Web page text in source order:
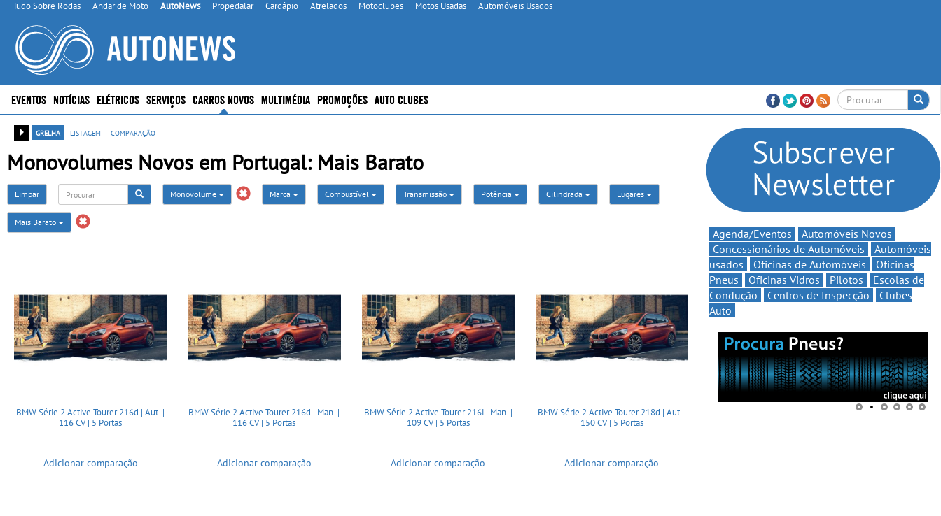
Tudo Sobre Rodas Andar de Moto AutoNews Propedalar Cardápio Atrelados Motoclubes Motos Usadas Automóveis Usados
EVENTOS NOTÍCIAS ELÉTRICOS SERVIÇOS CARROS NOVOS MULTIMÉDIA PROMOÇÕES AUTO CLUBES
grelha listagem comparação
Monovolumes Novos em Portugal: Mais Barato
Limpar Monovolume Marca Combustível Transmissão Potência Cilindrada Lugares
Mais Barato
BMW Série 2 Active Tourer 216d | Aut. |
116 CV | 5 Portas
Adicionar comparação
BMW Série 2 Active Tourer 216d | Man. |
116 CV | 5 Portas
Adicionar comparação
BMW Série 2 Active Tourer 216i | Man. |
109 CV | 5 Portas
Adicionar comparação
BMW Série 2 Active Tourer 218d | Aut. |
150 CV | 5 Portas
Adicionar comparação
Agenda/Eventos
Automóveis Novos
Concessionários de Automóveis
Automóveis
usados
Oficinas de Automóveis
Oficinas
Pneus
Oficinas Vidros Pilotos
Escolas de
Condução
Centros de Inspecção
Clubes
Auto